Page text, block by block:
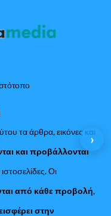
τα άρθρα, εικόνες και
και προβάλλονται
Οι
από κάθε προβολή,
στην
›